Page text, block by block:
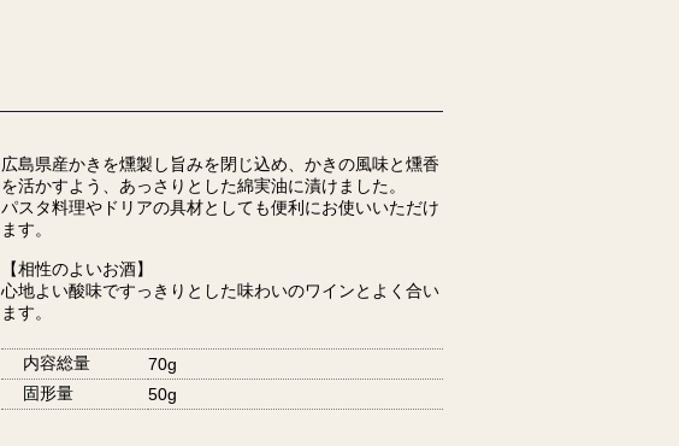
広島県産かきを燻製し旨みを閉じ込め、かきの風味と燻香
を活かすよう、あっさりとした綿実油に漬けました。
パスタ料理やドリアの具材としても便利にお使いいただけ
ます。
【相性のよいお酒】
心地よい酸味ですっきりとした味わいのワインとよく合い
ます。
内容総量
70g
固形量
50g